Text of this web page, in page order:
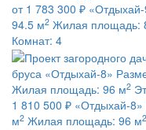
от 1 783 300 ₽
94.5 м2 Жилая площадь:
Комнат: 4
бруса «Отдыхай-8»
Жилая площадь: 96 м2
1 810 500 ₽ «Отдыхай-8»
м2 Жилая площадь: 96 м2